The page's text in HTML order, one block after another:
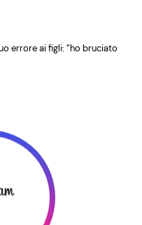
errore ai figli: “ho bruciato